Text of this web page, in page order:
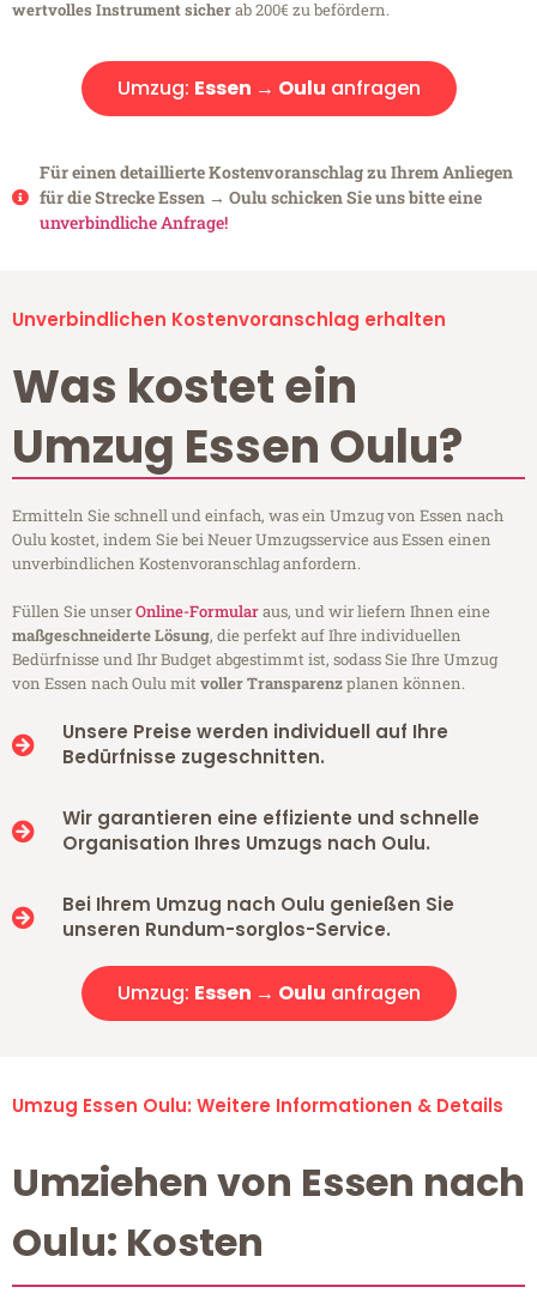
wertvolles Instrument sicherab 200€ zu befördern.
Umzug: Essen → Oulu anfragen
Für einen detaillierte Kostenvoranschlag zu Ihrem Anliegen
für die Strecke Essen → Oulu schicken Sie uns bitte eine
unverbindliche Anfrage!
Unverbindlichen Kostenvoranschlag erhalten
Was kostet ein
Umzug Essen Oulu?
Ermitteln Sie schnell und einfach, was ein Umzug von Essen nach
Oulu kostet, indem Sie bei Neuer Umzugsservice aus Essen einen
unverbindlichen Kostenvoranschlag anfordern.
Füllen Sie unserOnline-Formularaus, und wir liefern Ihnen eine
maßgeschneiderte Lösung, die perfekt auf Ihre individuellen
Bedürfnisse und Ihr Budget abgestimmt ist, sodass Sie Ihre Umzug
von Essen nach Oulu mitvoller Transparenzplanen können.
Unsere Preise werden individuell auf Ihre
Bedürfnisse zugeschnitten.
Wir garantieren eine effiziente und schnelle
Organisation Ihres Umzugs nach Oulu.
Bei Ihrem Umzug nach Oulu genießen Sie
unseren Rundum-sorglos-Service.
Umzug: Essen → Oulu anfragen
Umzug Essen Oulu: Weitere Informationen & Details
Umziehen von Essen nach
Oulu: Kosten